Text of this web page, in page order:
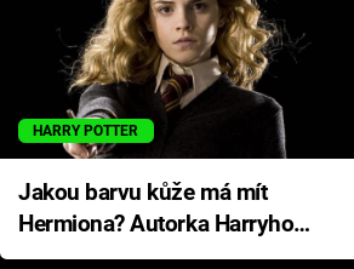
HARRY POTTER
Jakou barvu kůže má mít
Hermiona? Autorka Harryho
Pottera přišla s ráznou